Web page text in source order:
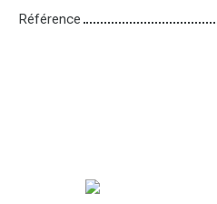
Référence